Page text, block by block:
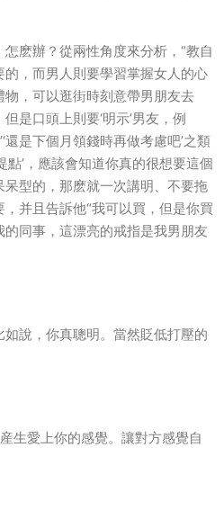
麽辦？從兩性角度來分析，“教自
，而男人則要學習掌握女人的心
，可以逛街時刻意帶男朋友去
是口頭上則要‘明示’男友，例
還是下個月領錢時再做考慮吧’之類
點’，應該會知道你真的很想要這個
型的，那麽就一次講明、不要拖
并且告訴他“我可以買，但是你買
同事，這漂亮的戒指是我男朋友
說，你真聰明。當然貶低打壓的
生愛上你的感覺。讓對方感覺自